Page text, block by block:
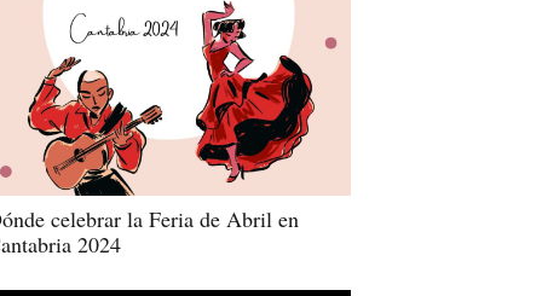
celebrar la Feria de Abril en
2024